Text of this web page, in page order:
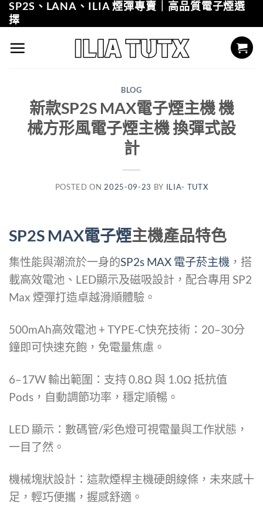
Skip
to
content
SP2S、LANA、ILIA 煙彈專賣｜高品質電子煙選
擇
BLOG
新款SP2S MAX電子煙主機 機
械方形風電子煙主機 換彈式設
計
POSTED ON 2025-09-23 BY ILIA- TUTX
SP2S MAX電子煙主機產品特色
集性能與潮流於一身的SP2s MAX 電子菸主機 ，搭
載高效電池、LED顯示及磁吸設計，配合專用 SP2
Max 煙彈打造卓越滑順體驗。
500mAh高效電池 + TYPE‑C快充技術：20–30分
鐘即可快速充飽，免電量焦慮。
6–17W 輸出範圍：支持 0.8Ω 與 1.0Ω 抵抗值
Pods，自動調節功率，穩定順暢。
LED 顯示：數碼管/彩色燈可視電量與工作狀態，
一目了然。
機械塊狀設計：這款煙桿主機硬朗線條，未來感十
足，輕巧便攜，握感舒適。